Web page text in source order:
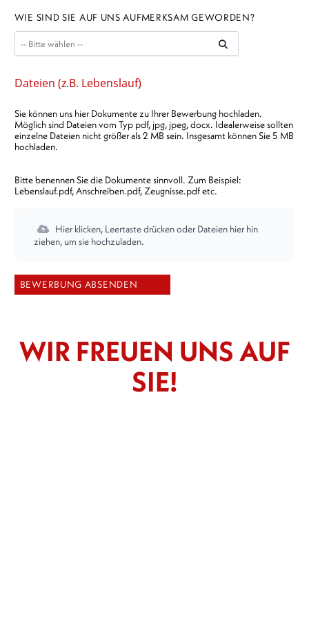
WIE SIND SIE AUF UNS AUFMERKSAM GEWORDEN?
Dateien (z.B. Lebenslauf)
Sie können uns hier Dokumente zu Ihrer Bewerbung hochladen.
Möglich sind Dateien vom Typ pdf, jpg, jpeg, docx. Idealerweise sollten
einzelne Dateien nicht größer als 2 MB sein. Insgesamt können Sie 5 MB
hochladen.
Bitte benennen Sie die Dokumente sinnvoll. Zum Beispiel:
Lebenslauf.pdf, Anschreiben.pdf, Zeugnisse.pdf etc.
Hier klicken, Leertaste drücken oder Dateien hier hin
ziehen, um sie hochzuladen.
WIR FREUEN UNS AUF
SIE!